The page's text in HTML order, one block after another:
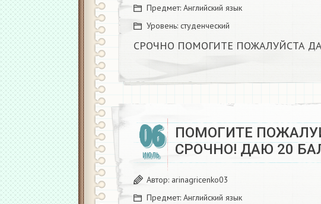
Предмет: Английский язык
Уровень: студенческий
СРОЧНО ПОМОГИТЕ ПОЖАЛУЙСТА
06
ИЮЛЬ
ПОМОГИТЕ
СРОЧНО! ДАЮ 20
Автор: arinagricenko03
Предмет: Английский язык